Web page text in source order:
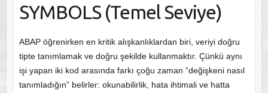
SYMBOLS (Temel Seviye)
ABAP öğrenirken en kritik alışkanlıklardan biri, veriyi doğru
tipte tanımlamak ve doğru şekilde kullanmaktır. Çünkü aynı
işi yapan iki kod arasında farkı çoğu zaman “değişkeni nasıl
tanımladığın” belirler: okunabilirlik, hata ihtimali ve hatta